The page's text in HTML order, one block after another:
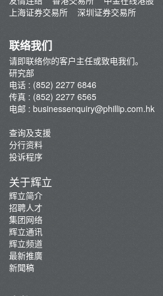
交易员评论
上海证券交易所
深圳证券交易所
联络我们
请即联络你的客户主任或致电我们。
研究部
电话 : (852) 2277 6846
传真 : (852) 2277 6565
电邮 : businessenquiry@phillip.com.hk
查询及支援
分行资料
投诉程序
关于辉立
辉立简介
招聘人才
集团网络
辉立通讯
辉立频道
最新推廣
新聞稿